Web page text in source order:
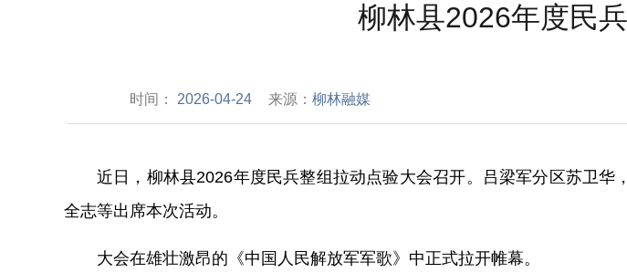
柳林县2026年度民
时间： 2026-04-24 来源：柳林融媒
近 日，柳林县2026年度民兵整组拉动点验大会召开。吕梁军分区苏卫
全志等出席本次活动。
大会在雄壮激昂的《中国人民解放军军歌》中正式拉开帷幕。